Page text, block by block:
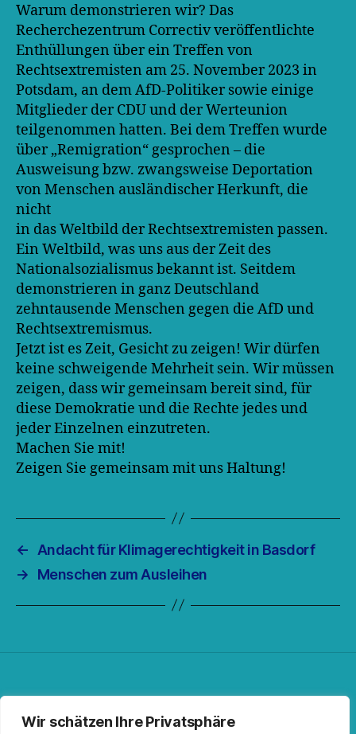
Wir schätzen Ihre Privatsphäre
Warum demonstrieren wir? Das
Recherchezentrum Correctiv veröffentlichte
Enthüllungen über ein Treffen von
Rechtsextremisten am 25. November 2023 in
Potsdam, an dem AfD-Politiker sowie einige
Mitglieder der CDU und der Werteunion
teilgenommen hatten. Bei dem Treffen wurde
über „Remigration“ gesprochen – die
Ausweisung bzw. zwangsweise Deportation
von Menschen ausländischer Herkunft, die
nicht
in das Weltbild der Rechtsextremisten passen.
Ein Weltbild, was uns aus der Zeit des
Nationalsozialismus bekannt ist. Seitdem
demonstrieren in ganz Deutschland
zehntausende Menschen gegen die AfD und
Rechtsextremismus.
Jetzt ist es Zeit, Gesicht zu zeigen! Wir dürfen
keine schweigende Mehrheit sein. Wir müssen
zeigen, dass wir gemeinsam bereit sind, für
diese Demokratie und die Rechte jedes und
jeder Einzelnen einzutreten.
Machen Sie mit!
Zeigen Sie gemeinsam mit uns Haltung!
←
Andacht für Klimagerechtigkeit in Basdorf
→
Menschen zum Ausleihen
Facebook
Spotify
RSS-FeedInstagram